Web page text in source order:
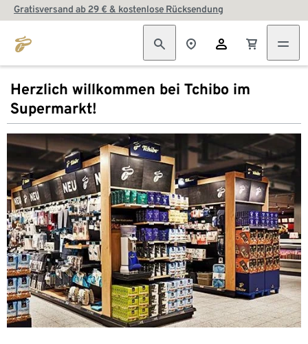
Gratisversand ab 29 € & kostenlose Rücksendung
Herzlich willkommen bei Tchibo im
Supermarkt!